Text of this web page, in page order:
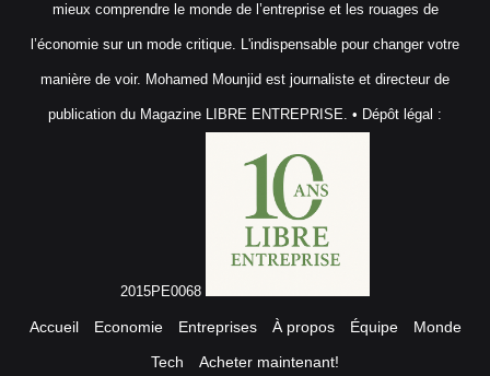
mieux comprendre le monde de l’entreprise et les rouages de
l’économie sur un mode critique. L'indispensable pour changer votre
manière de voir. Mohamed Mounjid est journaliste et directeur de
publication du Magazine LIBRE ENTREPRISE. • Dépôt légal :
2015PE0068
Accueil Economie Entreprises À propos Équipe
Monde
Tech
Acheter maintenant!